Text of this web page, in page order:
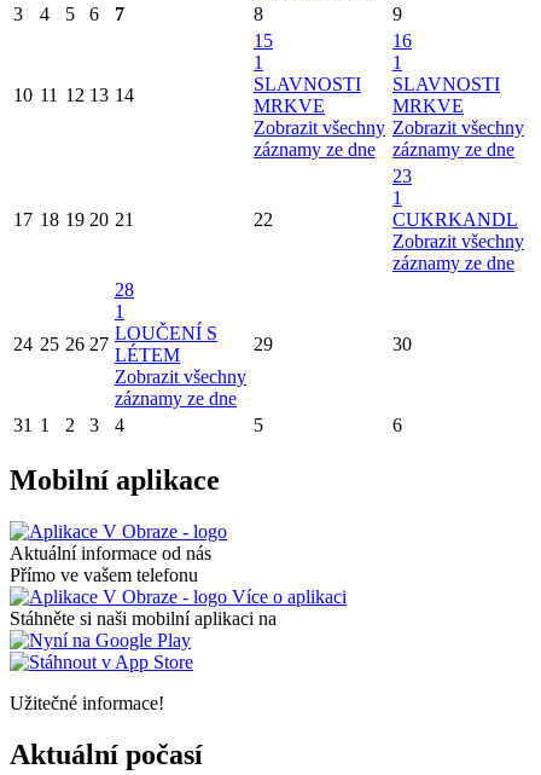
3
4 5 6 7 8 9
10 11 12 13 14
15
1
SLAVNOSTI
MRKVE
Zobrazit všechny
záznamy ze dne
16
1
SLAVNOSTI
MRKVE
Zobrazit všechny
záznamy ze dne
17 18 19 20 21 22
23
1
CUKRKANDL
Zobrazit všechny
záznamy ze dne
24 25 26 27
28
1
LOUČENÍ S
LÉTEM
Zobrazit všechny
záznamy ze dne
29 30
31 1 2 3 4 5 6
Mobilní aplikace
Aktuální informace od nás
Přímo ve vašem telefonu
Více o aplikaci
Stáhněte si naši mobilní aplikaci na
Užitečné informace!
Aktuální počasí